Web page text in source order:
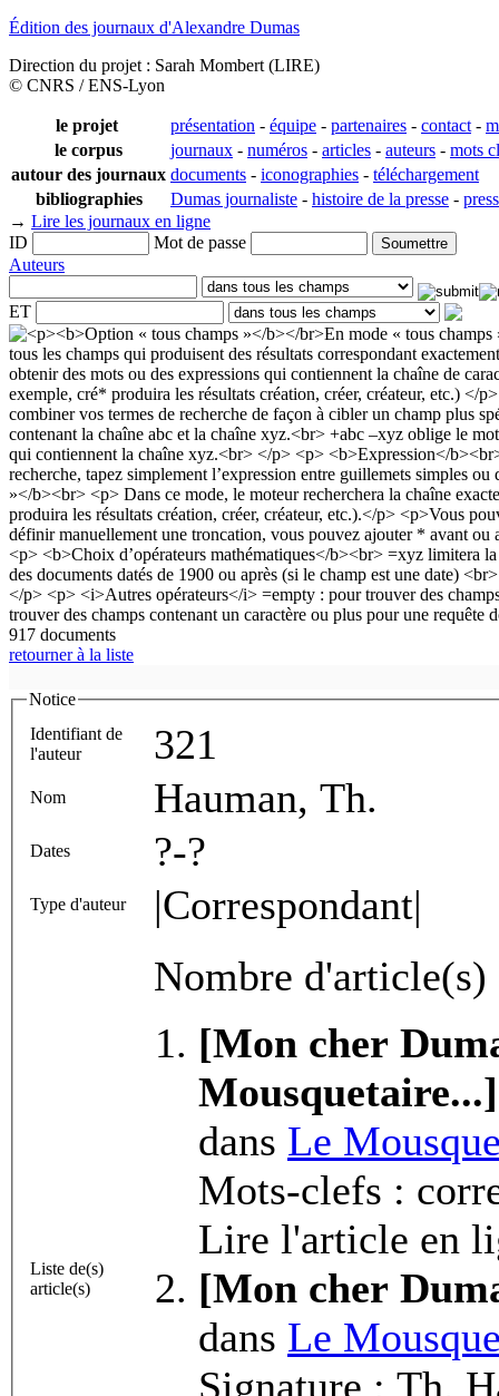
Édition des journaux d'Alexandre Dumas
Direction du projet : Sarah Mombert (LIRE)
© CNRS / ENS-Lyon
le projet présentation - équipe - partenaires - contact -
le corpus
journaux - numéros - articles - auteurs - mots
autour des journaux documents - iconographies - téléchargement
bibliographies
Dumas journaliste - histoire de la presse -
→ Lire les journaux en ligne
ID
Mot de passe
Auteurs
ET
917 documents
retourner à la liste
Notice
Identifiant de
l'auteur
321
Nom Hauman, Th.
Dates ?-?
Type d'auteur |Correspondant|
Liste de(s)
article(s)
Nombre d'article(s)
[Mon cher
Mousquetaire...]
dans Le
Mots-clefs :
Lire l'article en
[Mon cher
dans Le
Signature : Th.